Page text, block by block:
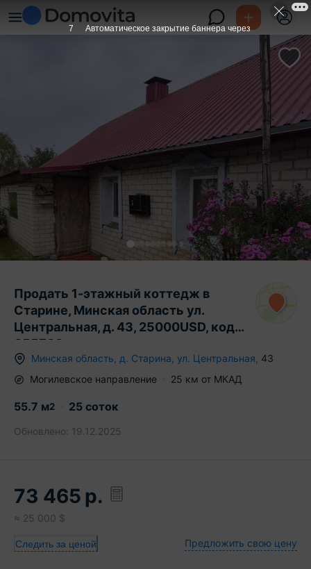
Продать 1-этажный коттедж в
Старине, Минская область ул.
Центральная, д. 43, 25000USD, код
655760
Минская область д. Старина ул. Центральная 43
Могилевское направление 25 км от МКАД
55.7 м2 25 соток
Обновлено: 19.12.2025
73 465 р.
≈ 25 000 $
Следить за ценой Предложить свою цену
6 Автоматическое закрытие баннера через